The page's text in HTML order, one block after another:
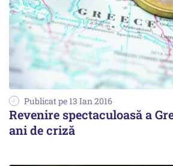
Publicat pe 13 Ian 2016
Revenire spectaculoasă a
ani de criză